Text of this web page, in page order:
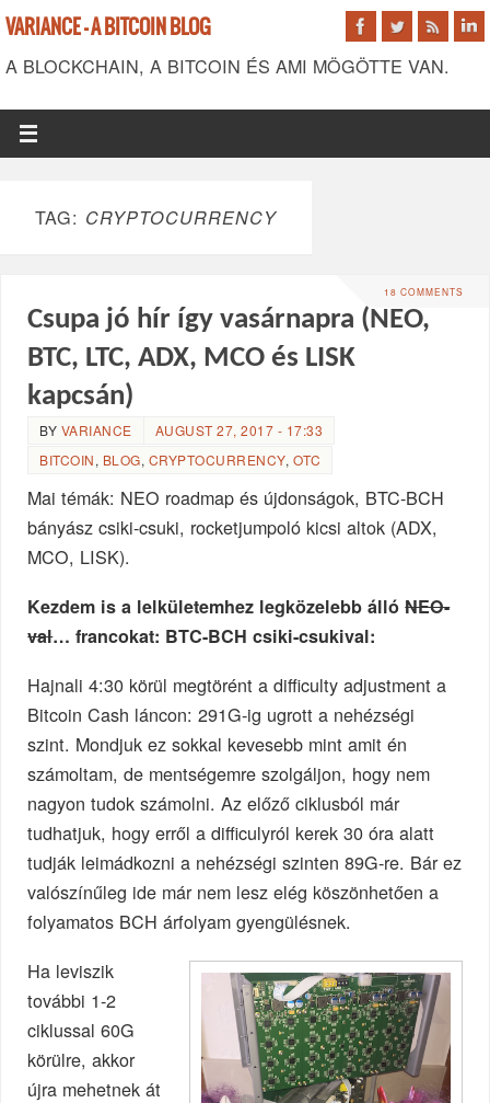
VARIANCE - A BITCOIN BLOG
A BLOCKCHAIN, A BITCOIN ÉS AMI MÖGÖTTE VAN.
TAG: CRYPTOCURRENCY
18 COMMENTS
Csupa jó hír így vasárnapra (NEO,
BTC, LTC, ADX, MCO és LISK
kapcsán)
BY VARIANCE
AUGUST 27, 2017 - 17:33
BITCOIN, BLOG, CRYPTOCURRENCY, OTC
Mai témák: NEO roadmap és újdonságok, BTC-BCH
bányász csiki-csuki, rocketjumpoló kicsi altok (ADX,
MCO, LISK).
Kezdem is a lelkületemhez legközelebb állóNEO-
val… francokat: BTC-BCH csiki-csukival:
Hajnali 4:30 körül megtörént a difficulty adjustment a
Bitcoin Cash láncon: 291G-ig ugrott a nehézségi
szint. Mondjuk ez sokkal kevesebb mint amit én
számoltam, de mentségemre szolgáljon, hogy nem
nagyon tudok számolni. Az előző ciklusból már
tudhatjuk, hogy erről a difficulyról kerek 30 óra alatt
tudják leimádkozni a nehézségi szinten 89G-re. Bár ez
valószínűleg ide már nem lesz elég köszönhetően a
folyamatos BCH árfolyam gyengülésnek.
Ha leviszik
további 1-2
ciklussal 60G
körülre, akkor
újra mehetnek át